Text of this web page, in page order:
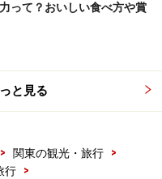
レミアゼリー
リーを味わい続けるこ
高級感が漂っているの
って？おいしい食べ方や賞
と見る
> 関東の観光・旅行
>
行
>